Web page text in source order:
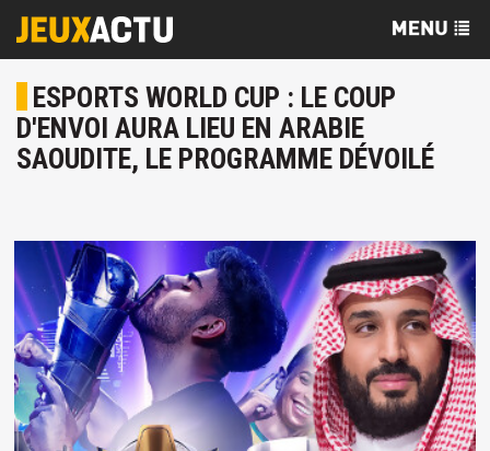
ESPORTS WORLD CUP : LE COUP
D'ENVOI AURA LIEU EN ARABIE
SAOUDITE, LE PROGRAMME DÉVOILÉ